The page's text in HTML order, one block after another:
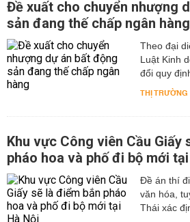
Đề xuất cho chuyển nhượng
sản đang thế chấp ngân hàng
Theo đại
Luật Kinh
đổi quy
THỊ TRƯỜNG
Khu vực Công viên Cầu Giấy
pháo hoa và phố đi bộ mới
Đề án thí
văn hóa,
Thái xác